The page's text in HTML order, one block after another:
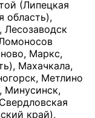
(Липецкая
область),
Маркс,
Махачкала,
Метлино
Минусинск,
край),